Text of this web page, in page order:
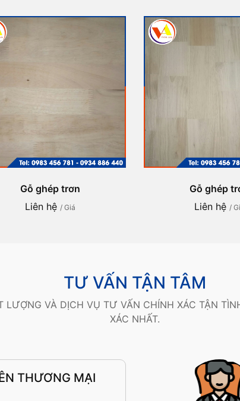
Gỗ ghép trơn
Liên hệ / Giá
Gỗ ghép
Liên hệ /
TƯ VẤN TẬN TÂM
LƯỢNG VÀ DỊCH VỤ TƯ VẤN CHÍNH XÁC TẬN
XÁC NHẤT.
THƯƠNG MẠI